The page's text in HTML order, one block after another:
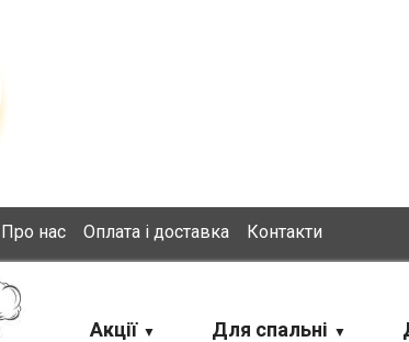
Про нас Оплата і доставка Контакти
Акції Для спальні